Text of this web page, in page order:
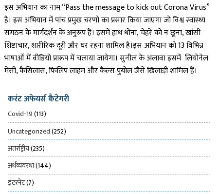
इस अभियान का नाम “Pass the message to kick out Corona Virus”
है। इस अभियान में पांच प्रमुख चरणों का प्रसार किया जाएगा जो विश्व स्वास्थ्य
संगठन के मार्गदर्शन के अनुरूप हैं। इसमें हाथ धोना, चेहरे को न छूना, खांसी
शिष्टाचार, शारीरिक दूरी और घर रहना शामिल है।इस अभियान को 13 विभिन्न
भाषाओं में वीडियो प्रारूप में चलाया जायेगा। सुनील के अलावा इसमें लियोनेल
मेसी, कैसिलास, फिलिप लाहम और कैल्स पुयोल जैसे खिलाड़ी शामिल हैं।
करंट अफेयर्स कैटेगरी
Covid-19(113)
Uncategorized(252)
अंतर्राष्ट्रीय(235)
अर्थव्यवस्था(144)
इंटरनेट(7)